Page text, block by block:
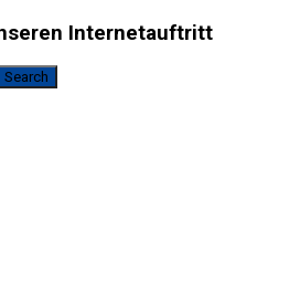
Internetauftritt